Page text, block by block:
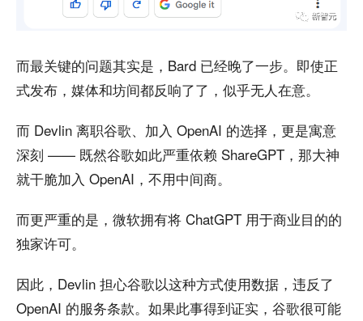
而最关键的问题其实是，Bard 已经晚了一步。即使正
式发布，媒体和坊间都反响了了，似乎无人在意。
而 Devlin 离职谷歌、加入 OpenAI 的选择，更是寓意
深刻 —— 既然谷歌如此严重依赖 ShareGPT，那大神
就干脆加入 OpenAI，不用中间商。
而更严重的是，微软拥有将 ChatGPT 用于商业目的的
独家许可。
因此，Devlin 担心谷歌以这种方式使用数据，违反了
OpenAI 的服务条款。如果此事得到证实，谷歌很可能